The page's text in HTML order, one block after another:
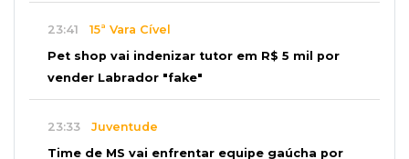
23:41 15ª Vara Cível
Pet shop vai indenizar tutor em R$ 5 mil por
vender Labrador "fake"
23:33 Juventude
Time de MS vai enfrentar equipe gaúcha por